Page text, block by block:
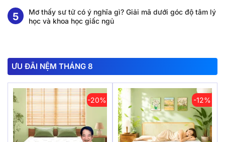
Mơ thấy sư tử có ý nghĩa gì? Giải mã dưới góc độ tâm lý
học và khoa học giấc ngủ
ƯU ĐÃI NỆM THÁNG 8
-20% -12%